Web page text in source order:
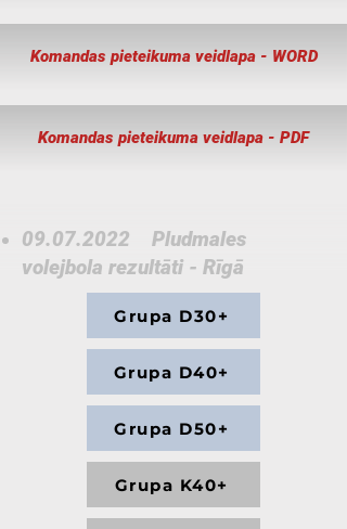
Komandas pieteikuma veidlapa - WORD
Komandas pieteikuma veidlapa - PDF
09.07.2022 Pludmales
volejbola rezultāti - Rīgā
Grupa D30+
Grupa D40+
Grupa D50+
Grupa K40+